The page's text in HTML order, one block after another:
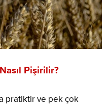
Pişirilir?
pratiktir ve pek çok